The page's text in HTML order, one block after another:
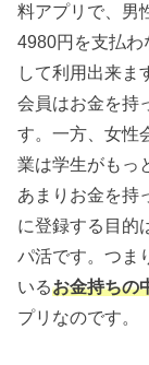
料アプリで、男
4980円を支払
して利用出来ま
会員はお金を持
す。一方、女性
業は学生がもっ
あまりお金を持
に登録する目的
パ活です。つま
いるお金持ちの
プリなのです。